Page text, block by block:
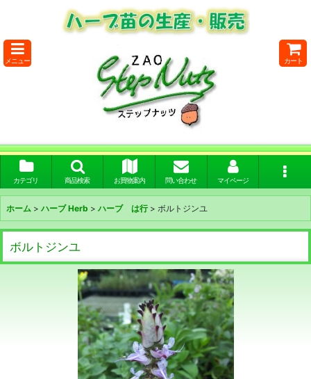
メニュー カート
カテゴリ 商品検索 お買物案内 問い合わせ マイページ
ホーム > ハーブ Herb > ハーブ は行 > ボルトジンユ
ボルトジンユ